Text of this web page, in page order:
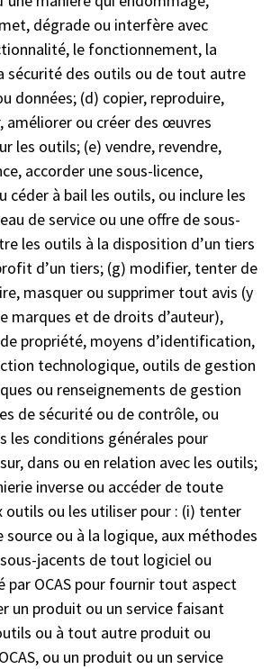
dégrade ou interfère avec
le fonctionnement, la
sécurité des outils ou de tout autre
données; (d) copier, reproduire,
ou créer des œuvres
les outils; (e) vendre, revendre,
accorder une sous-licence,
céder à bail les outils, ou inclure les
de service ou une offre de sous-
les outils à la disposition d’un tiers
d’un tiers; (g) modifier, tenter de
masquer ou supprimer tout avis (y
marques et de droits d’auteur),
propriété, moyens d’identification,
technologique, outils de gestion
ou renseignements de gestion
de sécurité ou de contrôle, ou
les conditions générales pour
dans ou en relation avec les outils;
inverse ou accéder de toute
outils ou les utiliser pour : (i) tenter
source ou à la logique, aux méthodes
jacents de tout logiciel ou
par OCAS pour fournir tout aspect
un produit ou un service faisant
ou à tout autre produit ou
ou un produit ou un service